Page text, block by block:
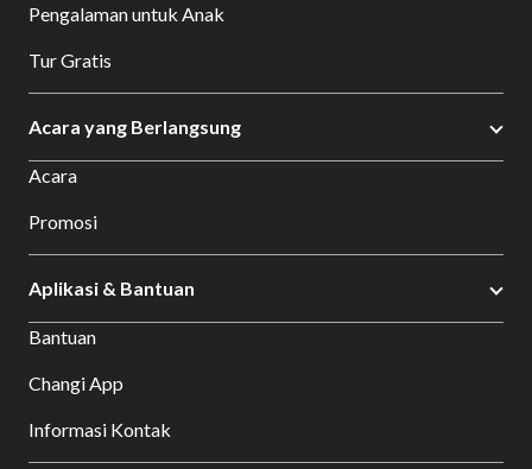
Pengalaman untuk Anak
Tur Gratis
Acara yang Berlangsung
Acara
Promosi
Aplikasi & Bantuan
Bantuan
Changi App
Informasi Kontak